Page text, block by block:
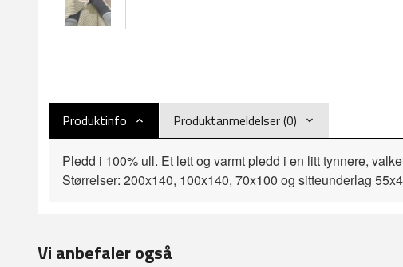
Produktinfo Produktanmeldelser (0)
Pledd i 100% ull. Et lett og varmt pledd i en litt tynnere,
Størrelser: 200x140, 100x140, 70x100 og sitteunderlag
Vi anbefaler også